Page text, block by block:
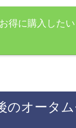
得に購入したい
のオータ